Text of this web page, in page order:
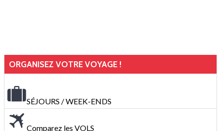
ORGANISEZ VOTRE VOYAGE !
SÉJOURS / WEEK-ENDS
Comparez les VOLS